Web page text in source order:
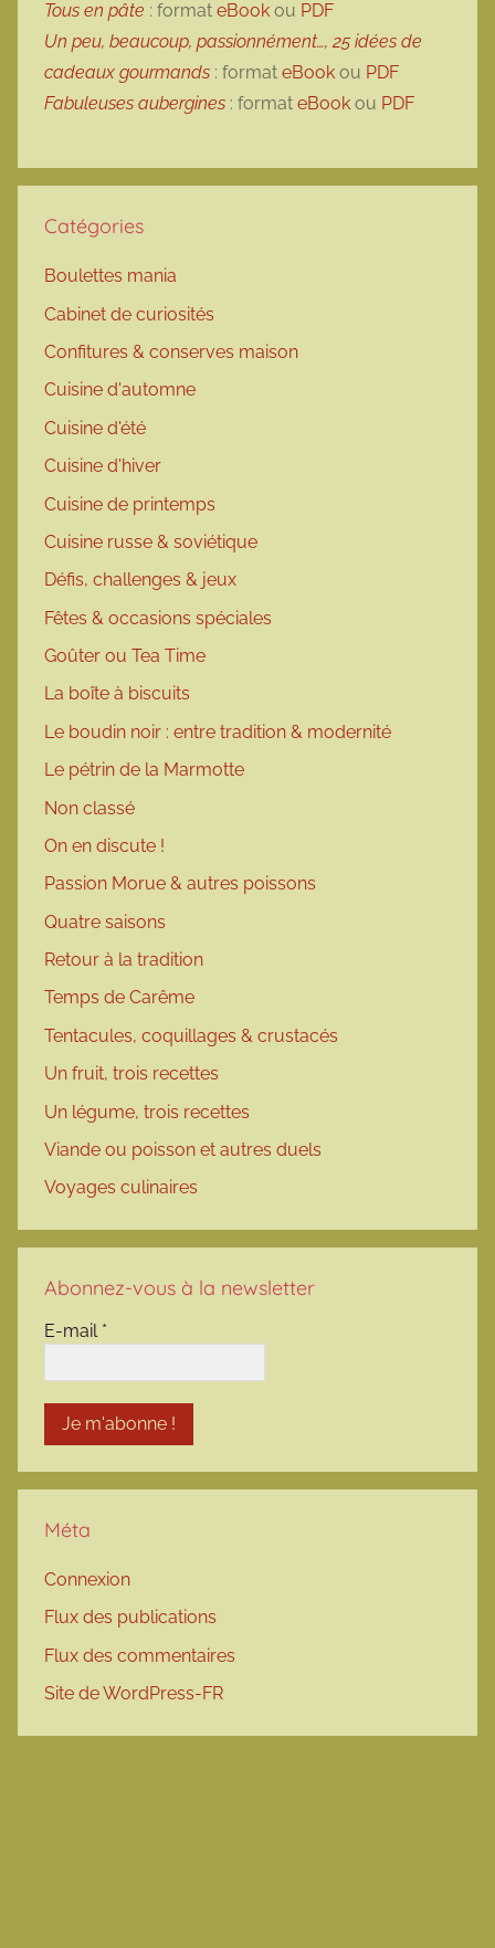
Tous en pâte : format eBook ou PDF
Un peu, beaucoup, passionnément…, 25 idées de
cadeaux gourmands : format eBook ou PDF
Fabuleuses aubergines : format eBook ou PDF
Catégories
Boulettes mania
Cabinet de curiosités
Confitures & conserves maison
Cuisine d'automne
Cuisine d'été
Cuisine d'hiver
Cuisine de printemps
Cuisine russe & soviétique
Défis, challenges & jeux
Fêtes & occasions spéciales
Goûter ou Tea Time
La boîte à biscuits
Le boudin noir : entre tradition & modernité
Le pétrin de la Marmotte
Non classé
On en discute !
Passion Morue & autres poissons
Quatre saisons
Retour à la tradition
Temps de Carême
Tentacules, coquillages & crustacés
Un fruit, trois recettes
Un légume, trois recettes
Viande ou poisson et autres duels
Voyages culinaires
Abonnez-vous à la newsletter
E-mail *
Méta
Connexion
Flux des publications
Flux des commentaires
Site de WordPress-FR